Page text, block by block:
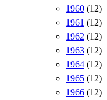
1960 (12)
1961 (12)
1962 (12)
1963 (12)
1964 (12)
1965 (12)
1966 (12)